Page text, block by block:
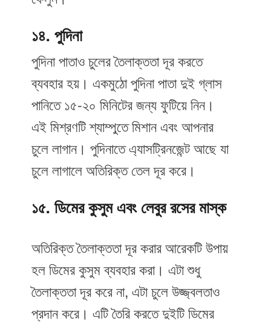
১৪. পুদিনা
পুদিনা পাতাও চুলের তৈলাক্ততা দূর করতে
ব্যবহার হয়। একমুঠো পুদিনা পাতা দুই গ্লাস
পানিতে ১৫-২০ মিনিটের জন্য ফুটিয়ে নিন।
এই মিশ্রণটি শ্যাম্পুতে মিশান এবং আপনার
চুলে লাগান। পুদিনাতে এ্যাসট্রিনজেন্ট আছে যা
চুলে লাগালে অতিরিক্ত তেল দূর করে।
১৫. ডিমের কুসুম এবং লেবুর রসের মাস্ক
অতিরিক্ত তৈলাক্ততা দূর করার আরেকটি উপায়
হল ডিমের কুসুম ব্যবহার করা। এটা শুধু
তৈলাক্ততা দূর করে না, এটা চুলে উজ্জ্বলতাও
প্রদান করে। এটি তৈরি করতে দুইটি ডিমের